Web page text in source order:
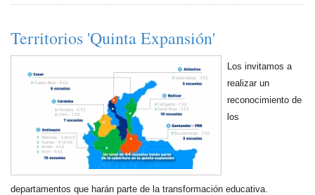
Territorios 'Quinta Expansión'
Los invitamos a
realizar un
reconocimiento de
los
departamentos que harán parte de la transformación educativa.